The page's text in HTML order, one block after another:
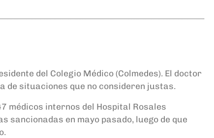
del Colegio Médico (Colmedes). El doctor
de situaciones que no consideren justas.
médicos internos del Hospital Rosales
en mayo pasado, luego de que